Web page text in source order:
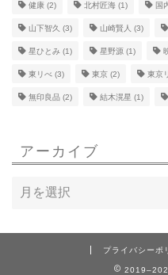
健康 (2) 北村匠海 (1) 国
山下智久 (3) 山崎賢人 (3)
星ひとみ (1) 星野源 (1)
東リべ (3) 東京 (2) 東京
無印良品 (2) 結木滉星 (1)
アーカイブ
プライバシーポ